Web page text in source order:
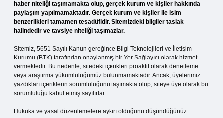
haber niteliği taşımamakta olup, gerçek kurum ve kişiler hakkında
paylaşım yapılmamaktadır. Gerçek kurum ve kişiler ile isim
benzerlikleri tamamen tesadüfidir. Sitemizdeki bilgiler taslak
halindedir ve tavsiye niteliği taşımazlar.
Sitemiz, 5651 Sayılı Kanun gereğince Bilgi Teknolojileri ve İletişim
Kurumu (BTK) tarafından onaylanmış bir Yer Sağlayıcı olarak hizmet
vermektedir. Bu nedenle, sitedeki içerikleri proaktif olarak denetleme
veya araştırma yükümlülüğümüz bulunmamaktadır. Ancak, üyelerimiz
yazdıkları içeriklerin sorumluluğunu taşımakta olup, siteye üye olarak bu
sorumluluğu kabul etmiş sayılırlar.
Hukuka ve yasal düzenlemelere aykırı olduğunu düşündüğünüz